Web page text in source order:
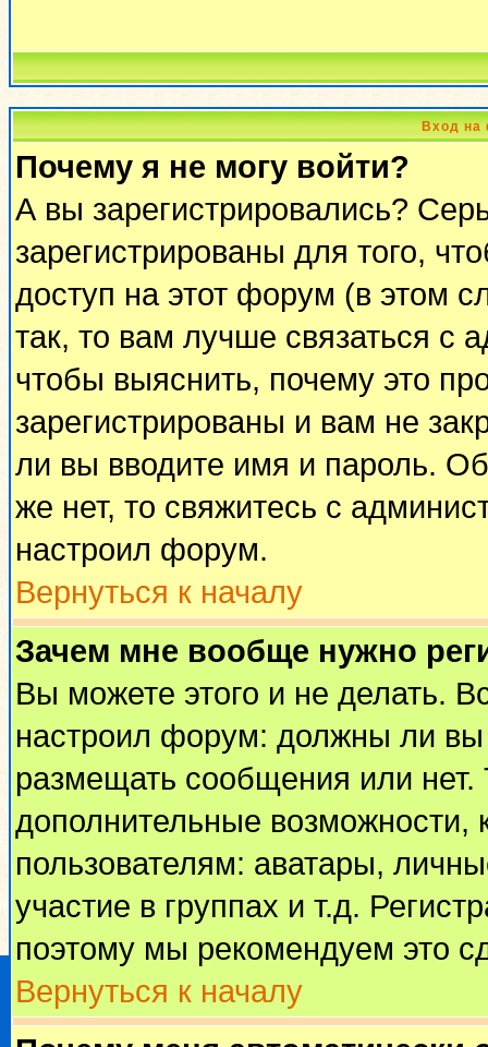
Вход на
Почему я не могу войти?
А вы зарегистрировались?
зарегистрированы для того,
доступ на этот форум (в этом
так, то вам лучше связаться с
чтобы выяснить, почему это
зарегистрированы и вам не
ли вы вводите имя и пароль.
же нет, то свяжитесь с
настроил форум.
Вернуться к началу
Зачем мне вообще нужно
Вы можете этого и не делать.
настроил форум: должны ли вы
размещать сообщения или
дополнительные
пользователям: аватары,
участие в группах и т.д.
поэтому мы рекомендуем это
Вернуться к началу